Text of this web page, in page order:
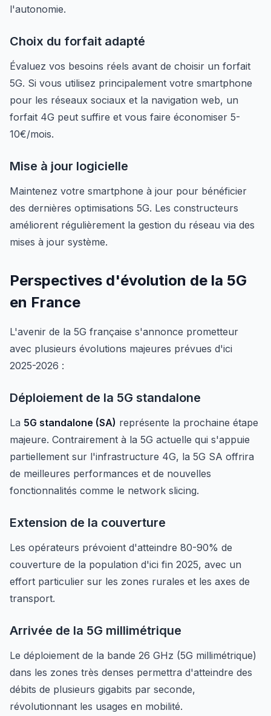
l'autonomie.
Choix du forfait adapté
Évaluez vos besoins réels avant de choisir un forfait
5G. Si vous utilisez principalement votre smartphone
pour les réseaux sociaux et la navigation web, un
forfait 4G peut suffire et vous faire économiser 5-
10€/mois.
Mise à jour logicielle
Maintenez votre smartphone à jour pour bénéficier
des dernières optimisations 5G. Les constructeurs
améliorent régulièrement la gestion du réseau via des
mises à jour système.
Perspectives d'évolution de la 5G
en France
L'avenir de la 5G française s'annonce prometteur
avec plusieurs évolutions majeures prévues d'ici
2025-2026 :
Déploiement de la 5G standalone
La 5G standalone (SA) représente la prochaine étape
majeure. Contrairement à la 5G actuelle qui s'appuie
partiellement sur l'infrastructure 4G, la 5G SA offrira
de meilleures performances et de nouvelles
fonctionnalités comme le network slicing.
Extension de la couverture
Les opérateurs prévoient d'atteindre 80-90% de
couverture de la population d'ici fin 2025, avec un
effort particulier sur les zones rurales et les axes de
transport.
Arrivée de la 5G millimétrique
Le déploiement de la bande 26 GHz (5G millimétrique)
dans les zones très denses permettra d'atteindre des
débits de plusieurs gigabits par seconde,
révolutionnant les usages en mobilité.